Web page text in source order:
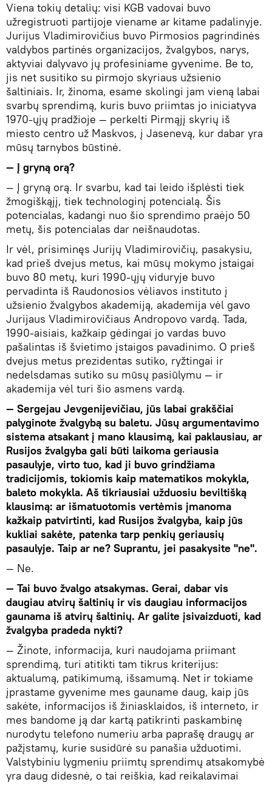
Viena tokių detalių: visi KGB vadovai buvo
užregistruoti partijoje viename ar kitame padalinyje.
Jurijus Vladimirovičius buvo Pirmosios pagrindinės
valdybos partinės organizacijos, žvalgybos, narys,
aktyviai dalyvavo jų profesiniame gyvenime. Be to,
jis net susitiko su pirmojo skyriaus užsienio
šaltiniais. Ir, žinoma, esame skolingi jam vieną labai
svarbų sprendimą, kuris buvo priimtas jo iniciatyva
1970-ųjų pradžioje — perkelti Pirmąjį skyrių iš
miesto centro už Maskvos, į Jasenevą, kur dabar yra
mūsų tarnybos būstinė.
— Į gryną orą?
— Į gryną orą. Ir svarbu, kad tai leido išplėsti tiek
žmogiškąjį, tiek technologinį potencialą. Šis
potencialas, kadangi nuo šio sprendimo praėjo 50
metų, šis potencialas dar neišnaudotas.
Ir vėl, prisiminęs Jurijų Vladimirovičių, pasakysiu,
kad prieš dvejus metus, kai mūsų mokymo įstaigai
buvo 80 metų, kuri 1990-ųjų viduryje buvo
pervadinta iš Raudonosios vėliavos instituto į
užsienio žvalgybos akademiją, akademija vėl gavo
Jurijaus Vladimirovičiaus Andropovo vardą. Tada,
1990-aisiais, kažkaip gėdingai jo vardas buvo
pašalintas iš švietimo įstaigos pavadinimo. O prieš
dvejus metus prezidentas sutiko, ryžtingai ir
nedelsdamas sutiko su mūsų pasiūlymu — ir
akademija vėl turi šio asmens vardą.
— Sergejau Jevgenijevičiau, jūs labai grakščiai
palyginote žvalgybą su baletu. Jūsų argumentavimo
sistema atsakant į mano klausimą, kai paklausiau, ar
Rusijos žvalgyba gali būti laikoma geriausia
pasaulyje, virto tuo, kad ji buvo grindžiama
tradicijomis, tokiomis kaip matematikos mokykla,
baleto mokykla. Aš tikriausiai užduosiu beviltišką
klausimą: ar išmatuotomis vertėmis įmanoma
kažkaip patvirtinti, kad Rusijos žvalgyba, kaip jūs
kukliai sakėte, patenka tarp penkių geriausių
pasaulyje. Taip ar ne? Suprantu, jei pasakysite "ne".
— Ne.
— Tai buvo žvalgo atsakymas. Gerai, dabar vis
daugiau atvirų šaltinių ir vis daugiau informacijos
gaunama iš atvirų šaltinių. Ar galite įsivaizduoti, kad
žvalgyba pradeda nykti?
— Žinote, informacija, kuri naudojama priimant
sprendimą, turi atitikti tam tikrus kriterijus:
aktualumą, patikimumą, išsamumą. Net ir tokiame
įprastame gyvenime mes gauname daug, kaip jūs
sakėte, informacijos iš žiniasklaidos, iš interneto, ir
mes bandome ją dar kartą patikrinti paskambinę
nurodytu telefono numeriu arba paprašę draugų ar
pažįstamų, kurie susidūrė su panašia užduotimi.
Valstybiniu lygmeniu priimtų sprendimų atsakomybė
yra daug didesnė, o tai reiškia, kad reikalavimai